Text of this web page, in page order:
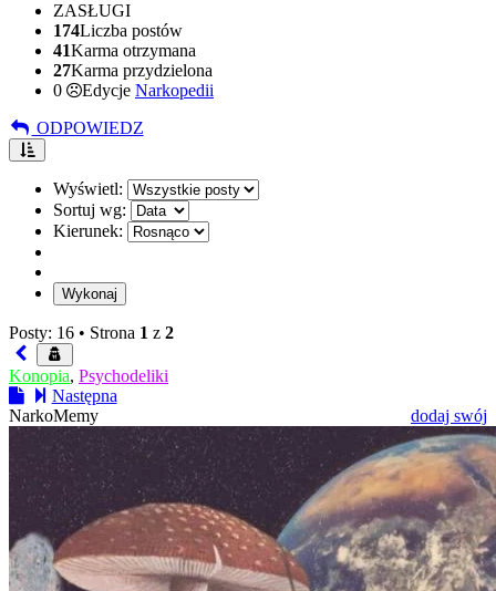
ZASŁUGI
174Liczba postów
41Karma otrzymana
27Karma przydzielona
0
Edycje Narkopedii
ODPOWIEDZ
Wyświetl:
Sortuj wg:
Kierunek:
Posty: 16 • Strona 1 z 2
Konopia, Psychodeliki
Następna
NarkoMemy
dodaj swój